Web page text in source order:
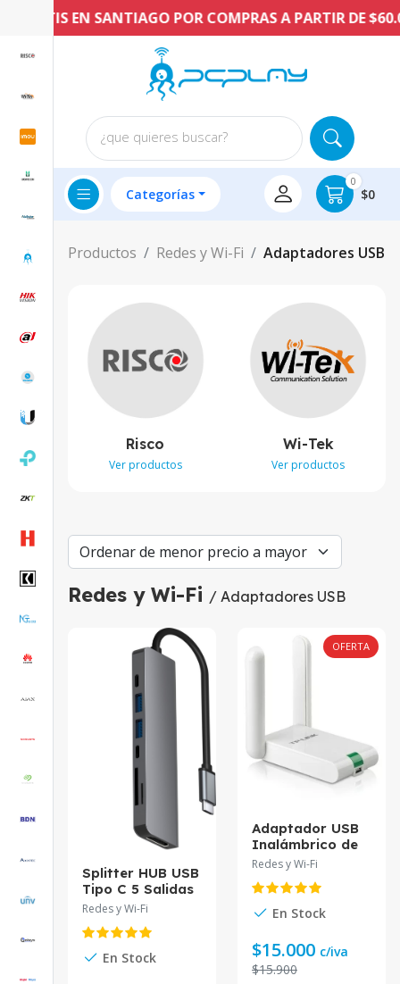
GRATIS EN SANTIAGO POR COMPRAS A PARTIR DE
¿que quieres buscar?
Categorías
0
$0
Productos Redes y Wi-Fi Adaptadores USB
Risco
Ver productos
Wi-Tek
Ver productos
Redes y Wi-Fi / Adaptadores USB
Splitter HUB USB
Tipo C 5 Salidas
Redes y Wi-Fi
En Stock
OFERTA
Adaptador USB
Inalámbrico de
Alta Ganancia
TL-WN822N
Redes y Wi-Fi
En Stock
$15.000 c/iva
$15.900